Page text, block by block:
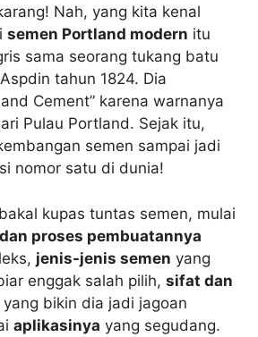
Nah, yang kita kenal
semen Portland modern itu
sama seorang tukang batu
tahun 1824. Dia
Cement” karena warnanya
Pulau Portland. Sejak itu,
semen sampai jadi
nomor satu di dunia!
kupas tuntas semen, mulai
proses pembuatannya
jenis-jenis semen yang
enggak salah pilih, sifat dan
yang bikin dia jadi jagoan
aplikasinya yang segudang.